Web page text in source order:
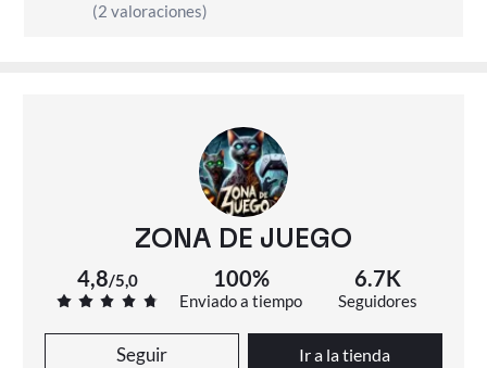
(2 valoraciones)
ZONA DE JUEGO
4,8/5,0 100%
Enviado a tiempo
6.7K
Seguidores
Seguir Ir a la tienda